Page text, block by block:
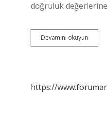
doğruluk
Devamını okuyun
Q
https://